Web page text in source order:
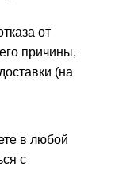
от
причины,
(на
в любой
с